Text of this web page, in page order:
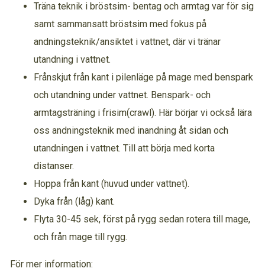
Träna teknik i bröstsim- bentag och armtag var för sig
samt sammansatt bröstsim med fokus på
andningsteknik/ansiktet i vattnet, där vi tränar
utandning i vattnet.
Frånskjut från kant i pilenläge på mage med benspark
och utandning under vattnet. Benspark- och
armtagsträning i frisim(crawl). Här börjar vi också lära
oss andningsteknik med inandning åt sidan och
utandningen i vattnet. Till att börja med korta
distanser.
Hoppa från kant (huvud under vattnet).
Dyka från (låg) kant.
Flyta 30-45 sek, först på rygg sedan rotera till mage,
och från mage till rygg.
För mer information: